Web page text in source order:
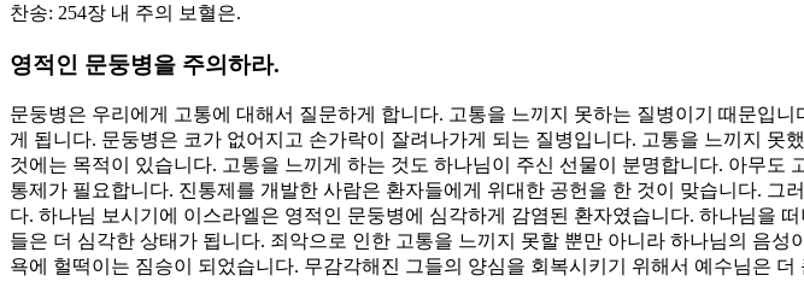
찬송: 254장 내 주의 보혈은.
영적인 문둥병을 주의하라.
문둥병은 우리에게 고통에 대해서 질문하게 합니다. 고통을 느끼지 못하는 질병이기 때문입
게 됩니다. 문둥병은 코가 없어지고 손가락이 잘려나가게 되는 질병입니다. 고통을 느끼지
것에는 목적이 있습니다. 고통을 느끼게 하는 것도 하나님이 주신 선물이 분명합니다. 아무
통제가 필요합니다. 진통제를 개발한 사람은 환자들에게 위대한 공헌을 한 것이 맞습니다.
다. 하나님 보시기에 이스라엘은 영적인 문둥병에 심각하게 감염된 환자였습니다. 하나님을
들은 더 심각한 상태가 됩니다. 죄악으로 인한 고통을 느끼지 못할 뿐만 아니라 하나님의 음
욕에 헐떡이는 짐승이 되었습니다. 무감각해진 그들의 양심을 회복시키기 위해서 예수님은